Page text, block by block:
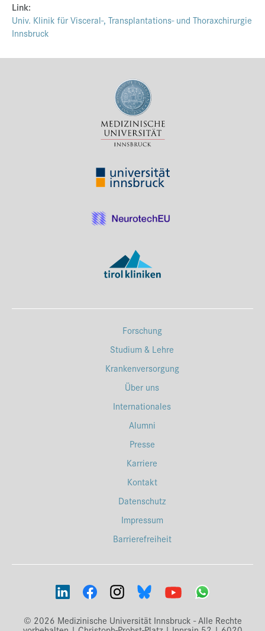
Link:
Univ. Klinik für Visceral-, Transplantations- und Thoraxchirurgie
Innsbruck
Forschung
Studium & Lehre
Krankenversorgung
Über uns
Internationales
Alumni
Presse
Karriere
Kontakt
Datenschutz
Impressum
Barrierefreiheit
© 2026 Medizinische Universität Innsbruck - Alle Rechte